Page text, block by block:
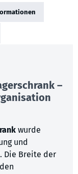
–
wurde
und
Die Breite der